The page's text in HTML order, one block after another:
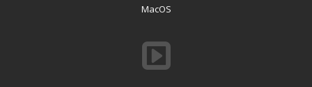
MacOS